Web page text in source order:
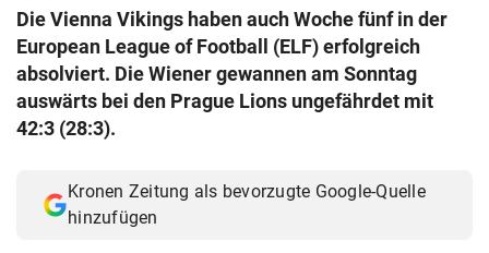
search
eingeben
© Krone Multimedia GmbH & Co KG 2026
Die Vienna Vikings haben auch Woche fünf in der
European League of Football (ELF) erfolgreich
absolviert. Die Wiener gewannen am Sonntag
auswärts bei den Prague Lions ungefährdet mit
42:3 (28:3).
Kronen Zeitung als bevorzugte Google-Quelle
hinzufügen